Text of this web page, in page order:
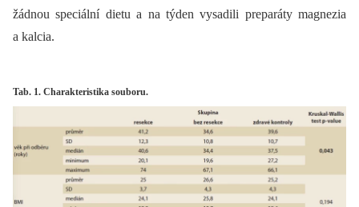
žádnou speciální dietu a na týden vysadili preparáty magnezia
a kalcia.
Tab. 1. Charakteristika souboru.